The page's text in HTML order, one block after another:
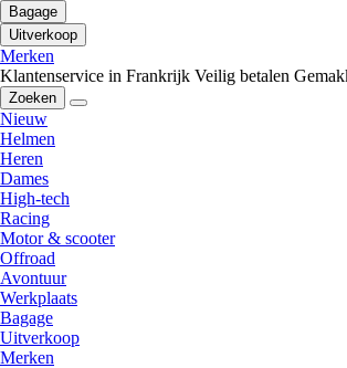
Bagage
Uitverkoop
Merken
Klantenservice in Frankrijk Veilig betalen
Zoeken
Nieuw
Helmen
Heren
Dames
High-tech
Racing
Motor & scooter
Offroad
Avontuur
Werkplaats
Bagage
Uitverkoop
Merken